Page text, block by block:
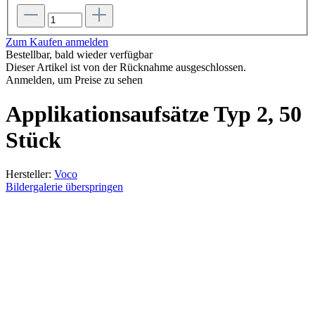
Zum Kaufen anmelden
Bestellbar, bald wieder verfügbar
Dieser Artikel ist von der Rücknahme ausgeschlossen.
Anmelden, um Preise zu sehen
Applikationsaufsätze Typ 2, 50
Stück
Hersteller: Voco
Bildergalerie überspringen